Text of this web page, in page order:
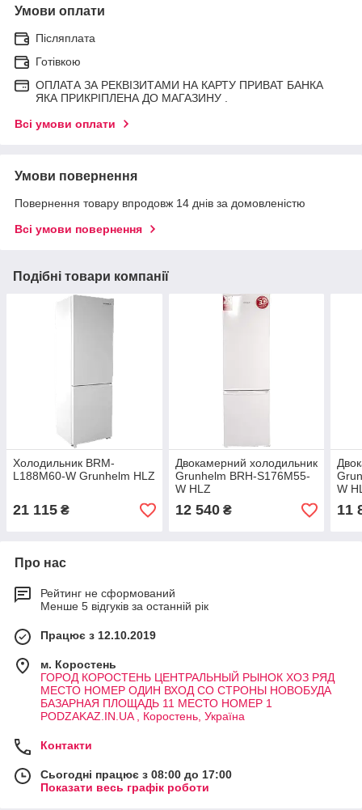
Умови оплати
Післяплата
Готівкою
ОПЛАТА ЗА РЕКВІЗИТАМИ НА КАРТУ ПРИВАТ БАНКА
ЯКА ПРИКРІПЛЕНА ДО МАГАЗИНУ .
Всі умови оплати
Умови повернення
Повернення товару впродовж 14 днів за домовленістю
Всі умови повернення
Подібні товари компанії
Холодильник BRM-
L188M60-W Grunhelm HLZ
21 115 ₴
Двокамерний холодильник
Grunhelm BRH-S176M55-
W HLZ
12 540₴
W
11
Про нас
Рейтинг не сформований
Менше 5 відгуків за останній рік
Працює з 12.10.2019
м. Коростень
ГОРОД КОРОСТЕНЬ ЦЕНТРАЛЬНЫЙ РЫНОК ХОЗ РЯД
МЕСТО НОМЕР ОДИН ВХОД СО СТРОНЫ НОВОБУДА
БАЗАРНАЯ ПЛОЩАДЬ 11 МЕСТО НОМЕР 1
PODZAKAZ.IN.UA , Коростень, Україна
Контакти
Сьогодні працює з 08:00 до 17:00
Показати весь графік роботи